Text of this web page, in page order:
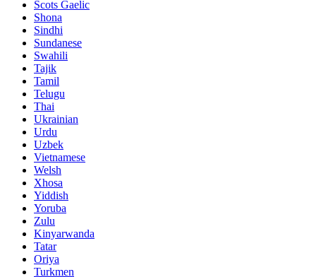
Scots Gaelic
Shona
Sindhi
Sundanese
Swahili
Tajik
Tamil
Telugu
Thai
Ukrainian
Urdu
Uzbek
Vietnamese
Welsh
Xhosa
Yiddish
Yoruba
Zulu
Kinyarwanda
Tatar
Oriya
Turkmen